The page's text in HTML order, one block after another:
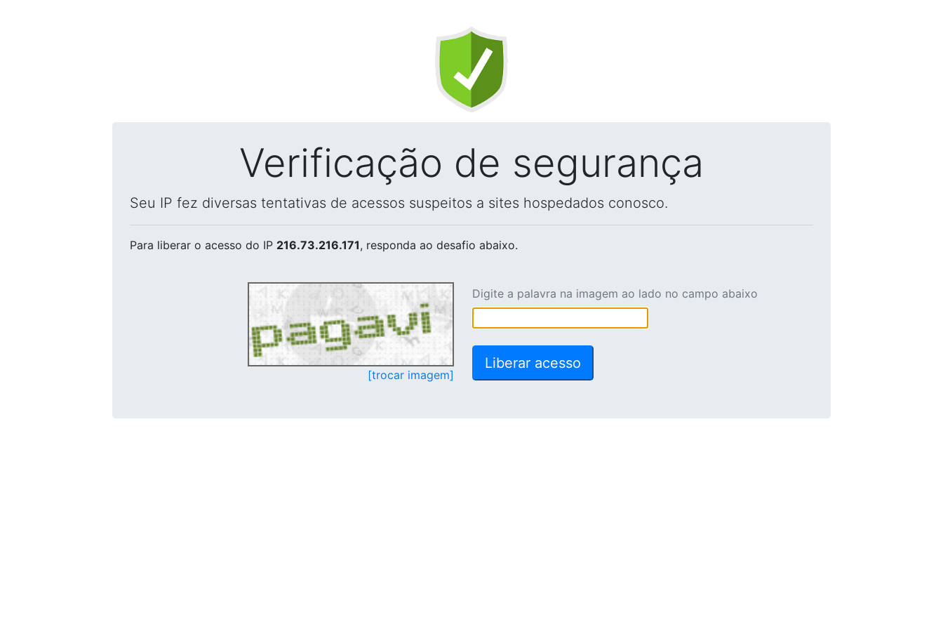
Verificação de segurança
Seu IP fez diversas tentativas de acessos suspeitos a sites hospedados conosco.
Para liberar o acesso do IP 216.73.216.171, responda ao desafio abaixo.
[trocar imagem]
Digite a palavra na imagem ao lado no campo abaixo